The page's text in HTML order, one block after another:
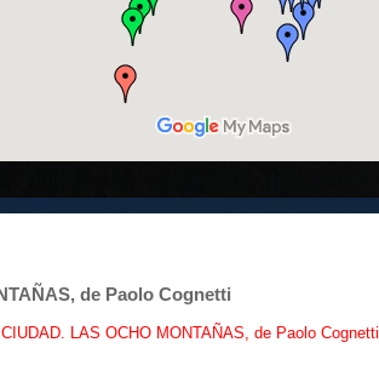
de Paolo Cognetti
LAS OCHO MONTAÑAS, de Paolo Cognetti